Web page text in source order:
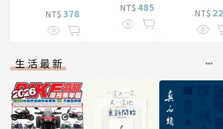
NT$ 378 NT$ 485 NT$
生活最新